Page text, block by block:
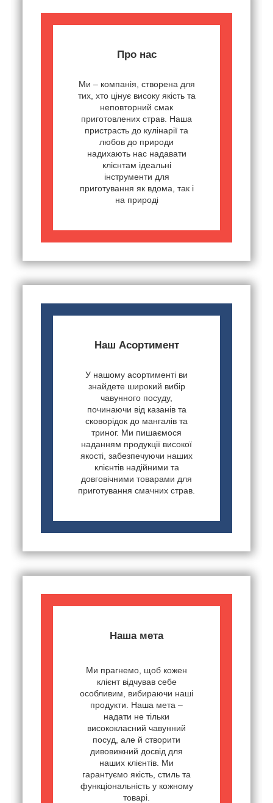
Про нас
Ми – компанія, створена для
тих, хто цінує високу якість та
неповторний смак
приготовлених страв. Наша
пристрасть до кулінарії та
любов до природи
надихають нас надавати
клієнтам ідеальні
інструменти для
приготування як вдома, так і
на природі
Наш Асортимент
У нашому асортименті ви
знайдете широкий вибір
чавунного посуду,
починаючи від казанів та
сковорідок до мангалів та
триног. Ми пишаємося
наданням продукції високої
якості, забезпечуючи наших
клієнтів надійними та
довговічними товарами для
приготування смачних страв.
Наша мета
Ми прагнемо, щоб кожен
клієнт відчував себе
особливим, вибираючи наші
продукти. Наша мета –
надати не тільки
висококласний чавунний
посуд, але й створити
дивовижний досвід для
наших клієнтів. Ми
гарантуємо якість, стиль та
функціональність у кожному
товарі.